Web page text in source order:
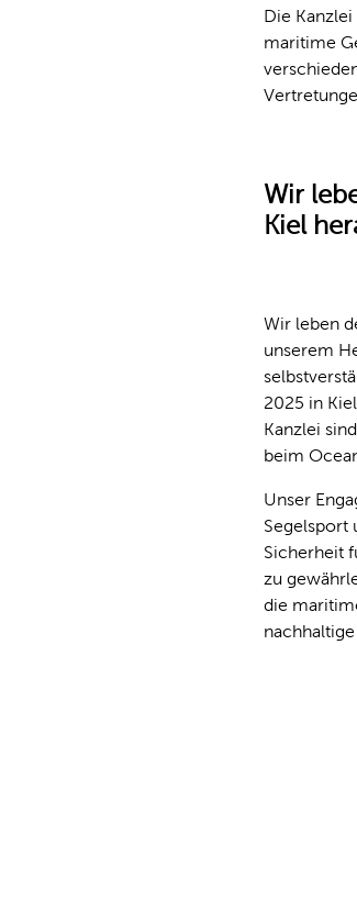
Die
maritime
Wir
Kiel
Wir leben
unserem
2025 in
Kanzlei
beim
Unser
Segelsport
Sicherheit
zu
die